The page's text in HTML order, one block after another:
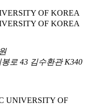
로 43 김수환관 K340
UNIVERSITY OF